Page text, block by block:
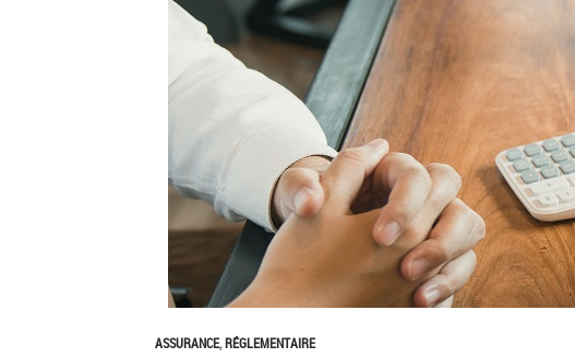
ASSURANCE,RÉGLEMENTAIRE